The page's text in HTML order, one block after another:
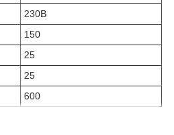
230В
150
25
25
600